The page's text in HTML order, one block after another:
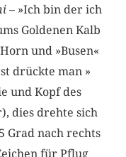
– »Ich bin der ich
Goldenen Kalb
und »Busen«
drückte man »
und Kopf des
dies drehte sich
Grad nach rechts
für Pflug